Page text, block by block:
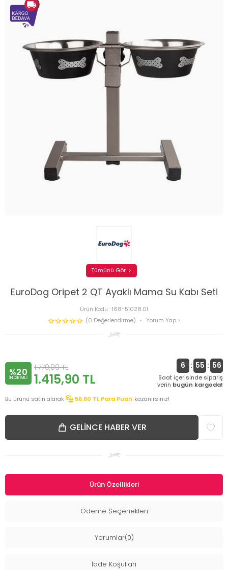
EuroDog Oripet 2 QT Ayaklı Mama Su Kabı Seti
Ürün Kodu :168-51028.01
(0 Değerlendirme)
Yorum Yap
Tümünü Gör
%20
INDIRIMLI
1.770,00TL
1.415,90 TL
6 : 55 : 55
Saat içerisinde sipariş
verin bugün kargoda!
Bu ürünü satın alarak
56.60 TL Para Puan kazanırsınız!
GELINCE HABER VER
Ürün Özellikleri
Ödeme Seçenekleri
Yorumlar(0)
İade Koşulları